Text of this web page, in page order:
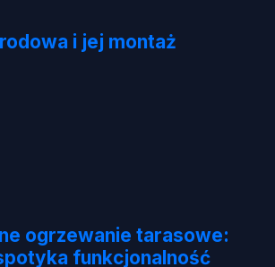
i jej montaż
ogrzewanie tarasowe:
funkcjonalność